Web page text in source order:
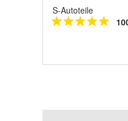
S-Autoteile